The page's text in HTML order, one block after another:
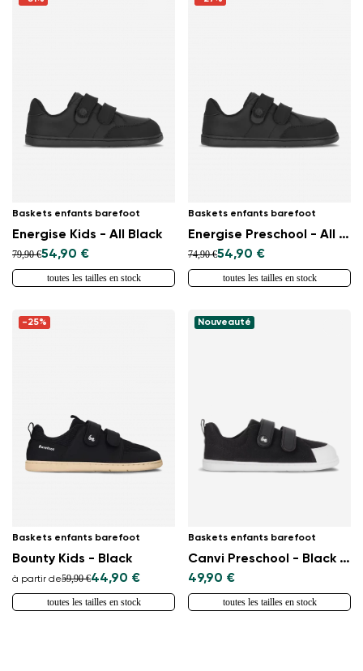
Changer de région
Baskets enfants barefoot
Energise Kids - All Black
79,90 €54,90 €
toutes les tailles en stock
Baskets enfants barefoot
Energise Preschool - All Black
74,90 €54,90 €
toutes les tailles en stock
-25%
Baskets enfants barefoot
Bounty Kids - Black
à partir de59,90 €44,90 €
toutes les tailles en stock
Nouveauté
Baskets enfants barefoot
Canvi Preschool - Black & White
49,90 €
toutes les tailles en stock